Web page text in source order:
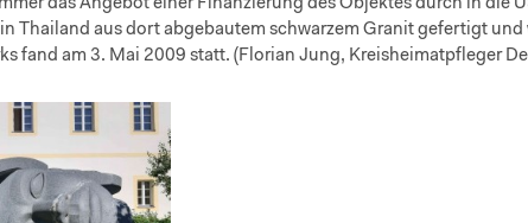
das Angebot einer Finanzierung des Objektes durch in die
Thailand aus dort abgebautem schwarzem Granit gefertigt und
fand am 3. Mai 2009 statt. (Florian Jung, Kreisheimatpfleger